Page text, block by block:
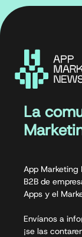
La
App Marketing
B2B de
Apps y el
Envíanos a
¡se las